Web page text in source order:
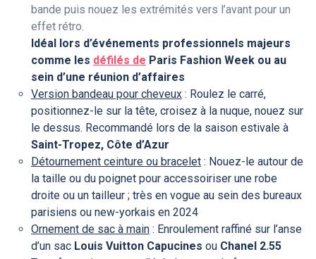
bande puis nouez les extrémités vers l’avant pour un
effet rétro.
Idéal lors d’événements professionnels majeurs
comme les défilés de Paris Fashion Week ou au
sein d’une réunion d’affaires
Version bandeau pour cheveux : Roulez le carré,
positionnez-le sur la tête, croisez à la nuque, nouez sur
le dessus. Recommandé lors de la saison estivale à
Saint-Tropez, Côte d’Azur
Détournement ceinture ou bracelet : Nouez-le autour de
la taille ou du poignet pour accessoiriser une robe
droite ou un tailleur ; très en vogue au sein des bureaux
parisiens ou new-yorkais en 2024
Ornement de sac à main : Enroulement raffiné sur l’anse
d’un sac Louis Vuitton Capucines ou Chanel 2.55